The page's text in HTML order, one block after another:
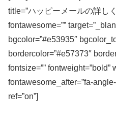
title=”ハッピーメールの詳し
fontawesome=””
bgcolor=”#e53935″
bordercolor=”#e57373″
fontsize=”” fontweight=”bold”
fontawesome_after=”fa-
ref=”on”]